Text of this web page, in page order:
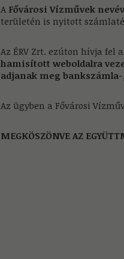
A Fővárosi Vízművek
területén is nyitott
Az ÉRV Zrt. ezúton hívja
hamisított weboldalra
adjanak meg
Az ügyben a Fővárosi
MEGKÖSZÖNVE AZ